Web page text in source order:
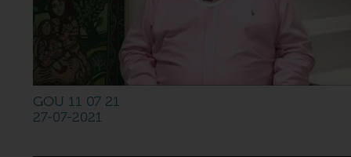
GOU 11 07 21
27-07-2021